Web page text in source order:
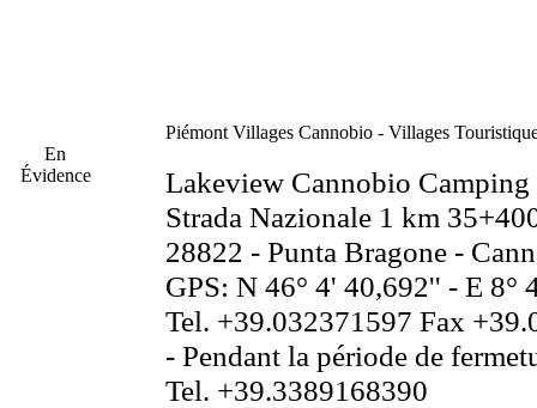
En
Évidence
Piémont Villages Cannobio - Villages
Lakeview Cannobio
Strada Nazionale 1 km
28822 - Punta Bragone -
GPS: N 46° 4' 40,692'' - E 8°
Tel. +39.032371597 Fax
- Pendant la période de
Tel. +39.3389168390